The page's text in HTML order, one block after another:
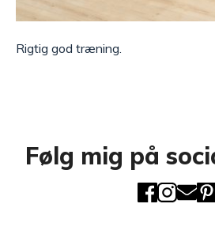
Rigtig god træning.
Følg mig på